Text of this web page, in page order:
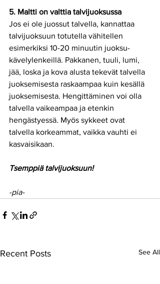
5. Maltti on valttia talvijuoksussa
Jos ei ole juossut talvella, kannattaa
talvijuoksuun totutella vähitellen
esimerkiksi 10-20 minuutin juoksu-
kävelylenkeillä. Pakkanen, tuuli, lumi,
jää, loska ja kova alusta tekevät talvella
juoksemisesta raskaampaa kuin kesällä
juoksemisesta. Hengittäminen voi olla
talvella vaikeampaa ja etenkin
hengästyessä. Myös sykkeet ovat
talvella korkeammat, vaikka vauhti ei
kasvaisikaan.
Tsemppiä talvijuoksuun!
-pia-
Recent Posts See All